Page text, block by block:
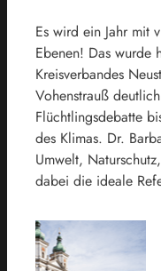
Es wird ein Jahr mit
Ebenen! Das wurde
Kreisverbandes
Vohenstrauß
Flüchtlingsdebatte
des Klimas. Dr.
Umwelt,
dabei die ideale